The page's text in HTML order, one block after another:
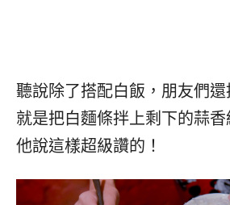
聽說除了搭配白飯，朋友們還
就是把白麵條拌上剩下的蒜香
他說這樣超級讚的！